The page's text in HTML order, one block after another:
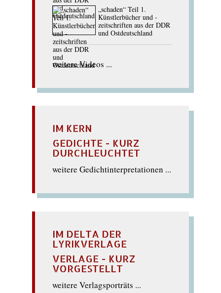
„schaden“ Teil 1.
Künstlerbücher und -
zeitschriften aus der DDR
und Ostdeutschland
weitere Videos ...
IM KERN
GEDICHTE - KURZ
DURCHLEUCHTET
weitere Gedichtinterpretationen ...
IM DELTA DER
LYRIKVERLAGE
VERLAGE - KURZ
VORGESTELLT
weitere Verlagsporträts ...